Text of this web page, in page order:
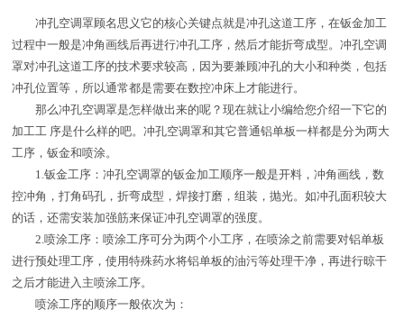
冲孔空调罩顾名思义它的核心关键点就是冲孔这道工序，在钣金加工
过程中一般是冲角画线后再进行冲孔工序，然后才能折弯成型。冲孔空调
罩对冲孔这道工序的技术要求较高，因为要兼顾冲孔的大小和种类，包括
冲孔位置等，所以通常都是需要在数控冲床上才能进行。
那么冲孔空调罩是怎样做出来的呢？现在就让小编给您介绍一下它的
加工工 序是什么样的吧。冲孔空调罩和其它普通铝单板一样都是分为两大
工序，钣金和喷涂。
1.钣金工序：冲孔空调罩的钣金加工顺序一般是开料，冲角画线，数
控冲角，打角码孔，折弯成型，焊接打磨，组装，抛光。如冲孔面积较大
的话，还需安装加强筋来保证冲孔空调罩的强度。
2.喷涂工序：喷涂工序可分为两个小工序，在喷涂之前需要对铝单板
进行预处理工序，使用特殊药水将铝单板的油污等处理干净，再进行晾干
之后才能进入主喷涂工序。
喷涂工序的顺序一般依次为：